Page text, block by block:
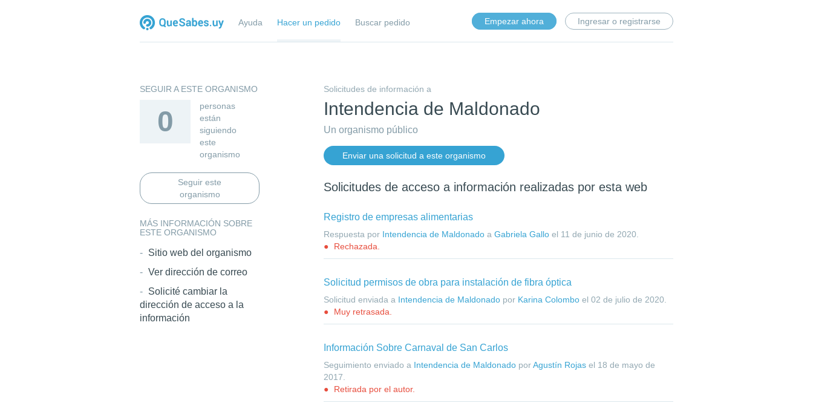
Ayuda Hacer un pedido Buscar pedido Empezar ahora Ingresar o registrarse
SEGUIR A ESTE ORGANISMO
0
personas
están
siguiendo
este
organismo
Seguir este
organismo
MÁS INFORMACIÓN SOBRE
ESTE ORGANISMO
Sitio web del organismo
Ver dirección de correo
Solicité cambiar la
dirección de acceso a la
información
Solicitudes de información a
Intendencia de Maldonado
Un organismo público
Enviar una solicitud a este organismo
Solicitudes de acceso a información realizadas por esta web
Registro de empresas alimentarias
Respuesta por Intendencia de Maldonadoa Gabriela Galloel 11 de junio de 2020
Rechazada.
Solicitud permisos de obra para instalación de fibra óptica
Solicitud enviada a Intendencia de Maldonadopor Karina Colomboel 02 de julio de 2020
Muy retrasada.
Información Sobre Carnaval de San Carlos
Seguimiento enviado a Intendencia de MaldonadoporAgustín Rojasel 18 de mayo de
2017
Retirada por el autor.